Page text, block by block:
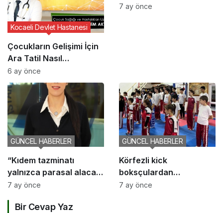
Çocukların Gelişimi İçin
Ara Tatil Nasıl
Planlanmalı?
Kocaeli Devlet Hastanesi
6 ay önce
getirildi
7 ay önce
“Kıdem tazminatı
yalnızca parasal alacak
değil, sosyal bir haktır”
GÜNCEL HABERLER
7 ay önce
Körfezli kick
boksçulardan
şampiyona öncesi güç
GÜNCEL HABERLER
7 ay önce
Bir Cevap Yaz